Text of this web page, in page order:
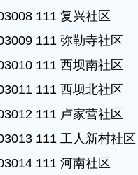
111 复兴社区
111 弥勒寺社区
111 西坝南社区
111 西坝北社区
111 卢家营社区
111 工人新村社区
111 河南社区